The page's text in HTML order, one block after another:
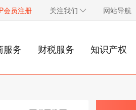
会员注册 关注我们 网站导航
服务 财税服务 知识产权